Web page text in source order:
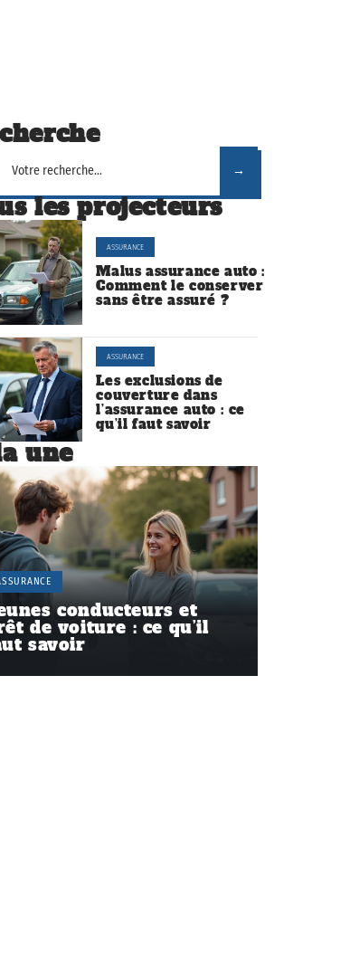
les projecteurs
ASSURANCE
Malus assurance auto :
Comment le conserver
sans être assuré ?
ASSURANCE
Les exclusions de
couverture dans
l’assurance auto : ce
qu’il faut savoir
une
conducteurs et
de voiture : ce qu’il
savoir